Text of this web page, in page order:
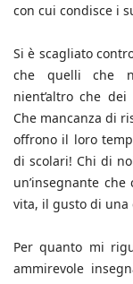
con cui condisce i
Si è scagliato
che quelli che
nient’altro che
Che mancanza di
offrono il loro
di scolari! Chi di
un’insegnante
vita, il gusto di una
Per quanto mi
ammirevole